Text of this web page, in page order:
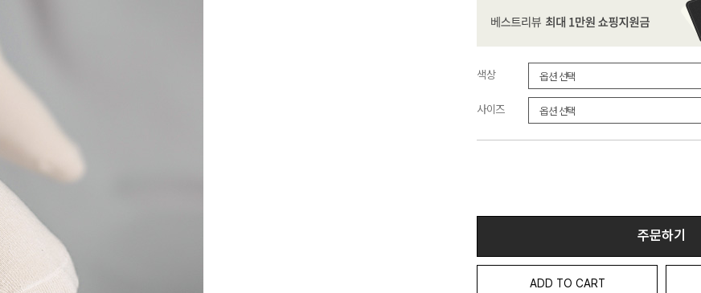
색상
사이즈
주문하기
ADD TO CART